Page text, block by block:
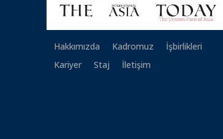
Hakkımızda Kadromuz
İşbirlikleri
Kariyer
Staj İletişim